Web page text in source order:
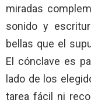
miradas
sonido y
bellas que el
El cónclave es
lado de los
tarea fácil ni